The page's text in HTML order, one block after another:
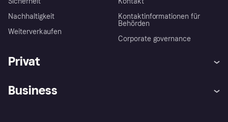
Nachhaltigkeit
Weiterverkaufen
Kontaktinformationen für
Behörden
Corporate governance
Privat
Business